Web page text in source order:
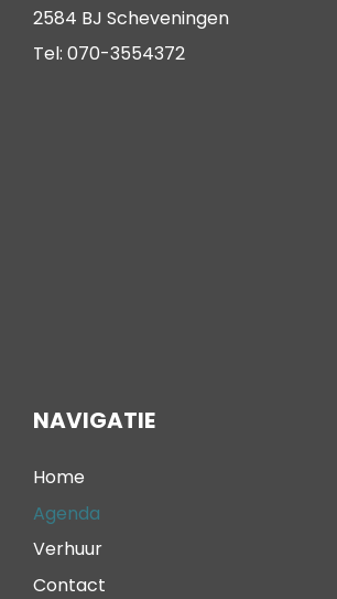
2584 BJ Scheveningen
Tel: 070-3554372
NAVIGATIE
Home
Agenda
Verhuur
Contact